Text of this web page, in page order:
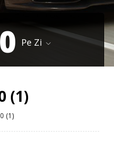
Pe Zi
(1)
(1)